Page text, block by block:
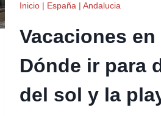
Inicio | España | Andalucia
Vacaciones en
Dónde ir para
del sol y la